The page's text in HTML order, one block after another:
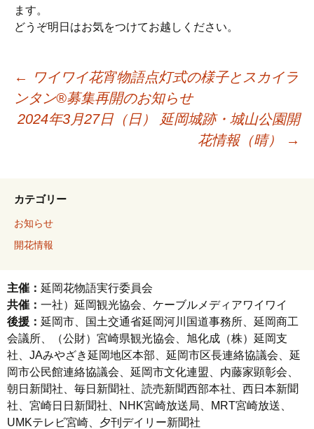
ます。
どうぞ明日はお気をつけてお越しください。
←
ワイワイ花宵物語点灯式の様子とスカイラ
ンタン®募集再開のお知らせ
2024年3月27日（日） 延岡城跡・城山公園開
花情報（晴）
→
カテゴリー
お知らせ
開花情報
主催： 延岡花物語実行委員会
共催： 一社）延岡観光協会、ケーブルメディアワイワイ
後援： 延岡市、国土交通省延岡河川国道事務所、延岡商工
会議所、（公財）宮崎県観光協会、旭化成（株）延岡支
社、JAみやざき延岡地区本部、延岡市区長連絡協議会、延
岡市公民館連絡協議会、延岡市文化連盟、内藤家顕彰会、
朝日新聞社、毎日新聞社、読売新聞西部本社、西日本新聞
社、宮崎日日新聞社、NHK宮崎放送局、MRT宮崎放送、
UMKテレビ宮崎、夕刊デイリー新聞社